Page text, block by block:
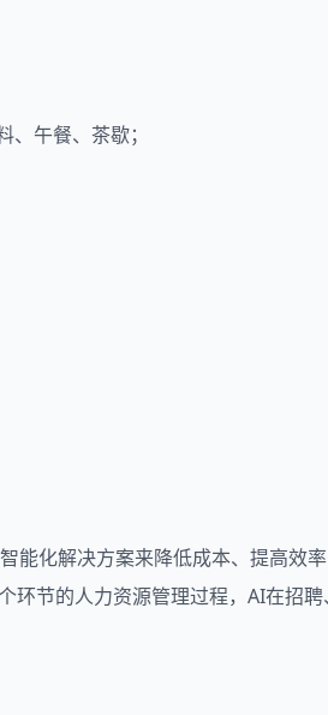
午餐、茶歇；
能化解决方案来降低成本、提高
环节的人力资源管理过程，AI在招